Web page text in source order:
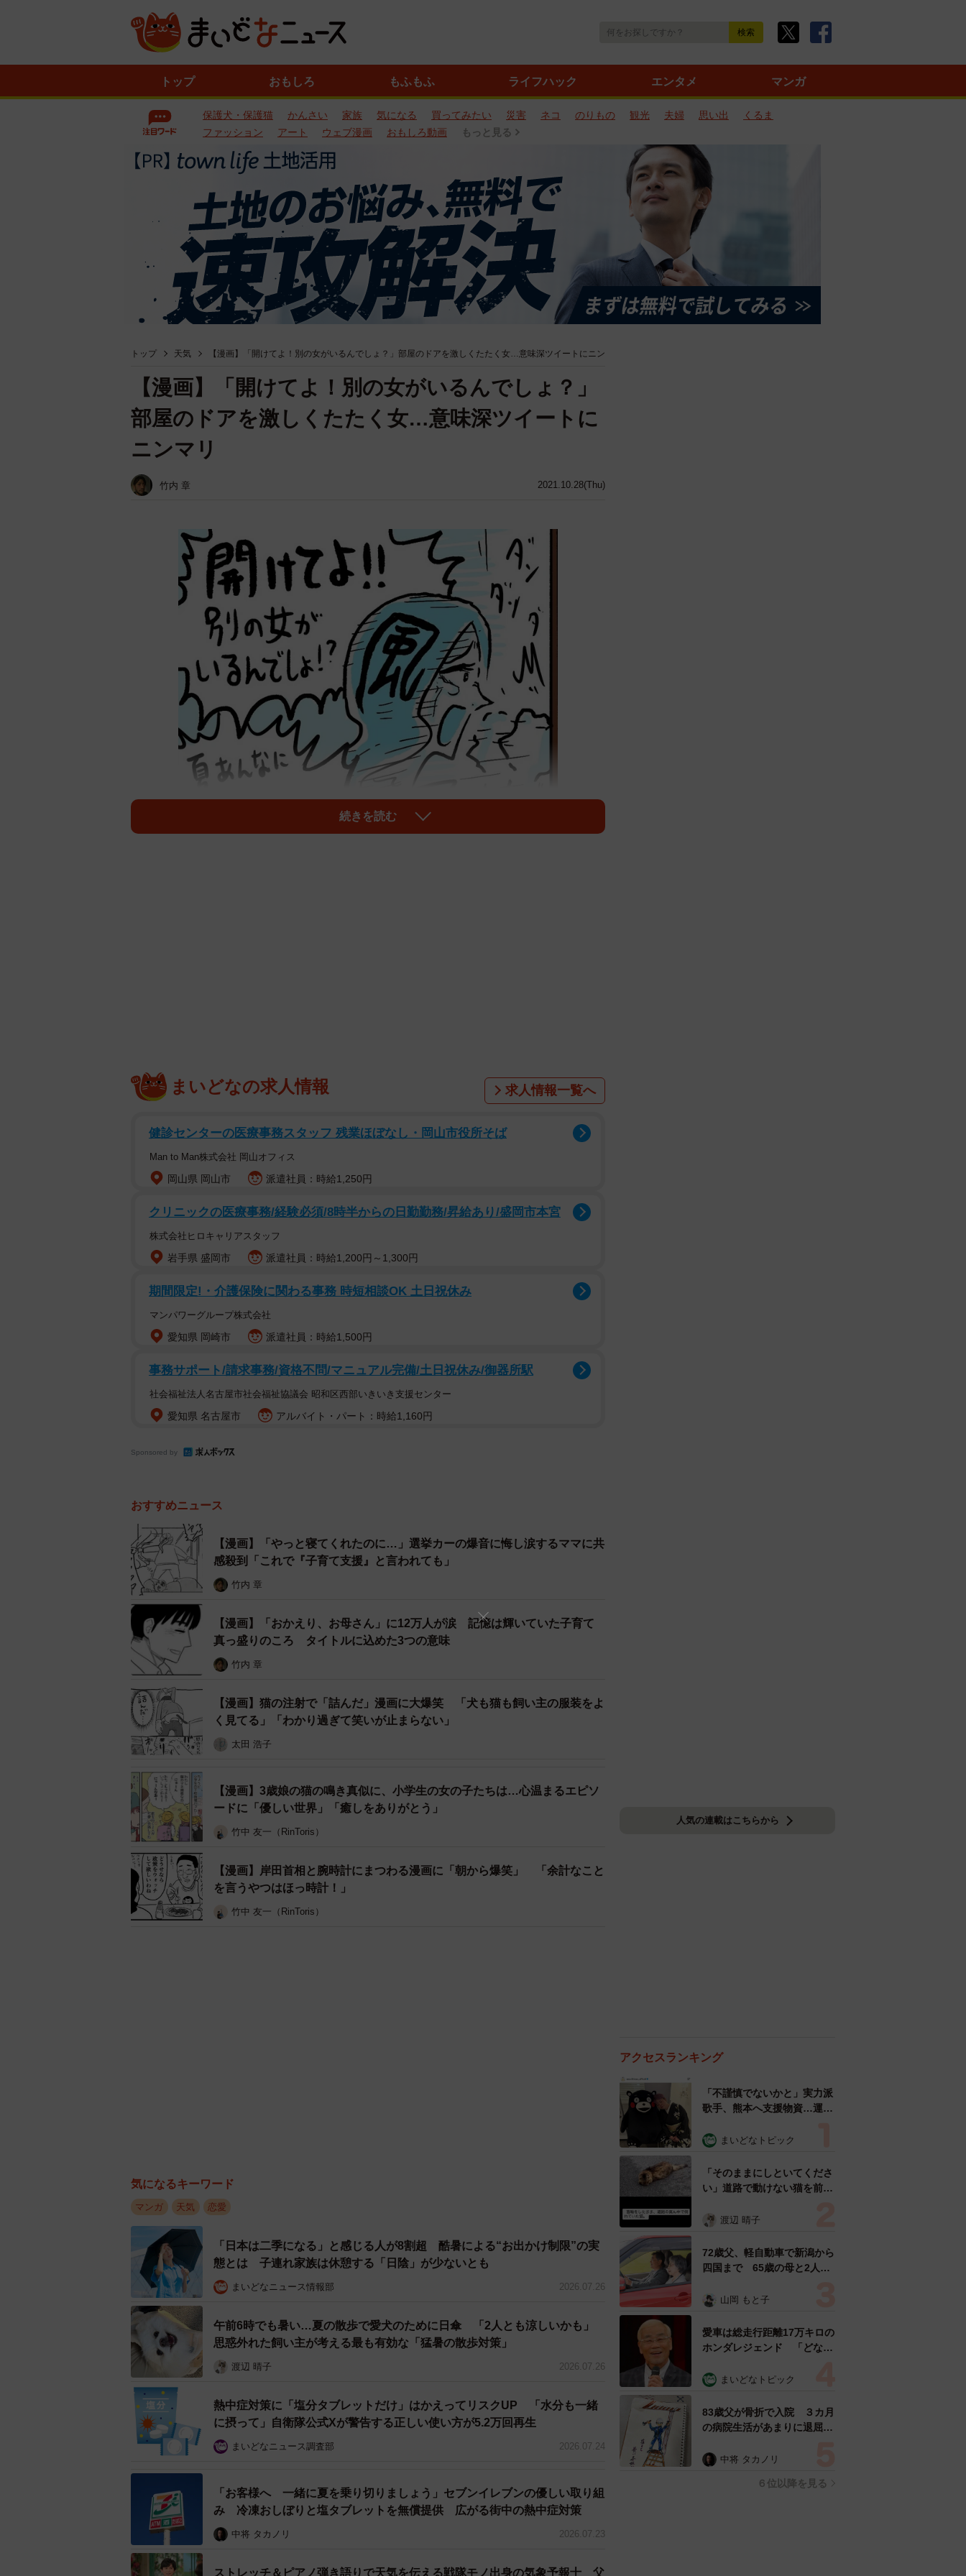
トップ おもしろ もふもふ ライフハック エンタメ マンガ
保護犬・保護猫 かんさい 家族 気になる 買ってみたい 災害 ネコ のりもの 観光 夫婦 思い出
くるま
ファッション
アート ウェブ漫画 おもしろ動画 もっと見る
トップ 天気 【漫画】「開けてよ！別の女がいるんでしょ？」部屋のドアを激しくたたく女…意味深ツイートにニン
2021.10.28(Thu)
【漫画】「開けてよ！別の女がいるんでしょ？」
部屋のドアを激しくたたく女…意味深ツイートに
ニンマリ
竹内 章
る。少し前までは親密な関係だった女性だ。でも今は違う。すまない。俺たちの季節はもう
終わったんだ（モテ男を妄想しながら）。
ツイッターで季節ネタを公開しているイラストレーターのうのき／工場長
（@UNOKINOKI）さんが「人はこの時期、浮気する」と意味深なツイートを添えてイラス
トを公開しました。
青ざめた表情でドアを必死でノックする女性。この季節なのに白のワンピースでしかもノー
スリーブです。部屋の中では男にしなだれかかる妖艶な女性。「もう冷めたんだよこの関係
は」と男はきざなセリフをはきます。
寒い朝はぬくぬくした布団を離れられないという誰にでもある季節あるあるを、三角関係風
に描いたイラストに「むしろ夏開放的になって風と浮気してたんで布団の元へ帰ってきまし
た」「かっこいいことになってる！」「わかる わかるけど部屋の空気入れ替えなきゃ」な
どとユーザーが面白がっています。うのき／工場長さんに聞きました。
―風の女性は薄幸そうで布団の女性は束縛がきつそうです
「その構図の方が面白いかなと。夏場は「吹かない」と文句を言われ、冬は冬で部屋に吹き
なんて罪作りな男(うのき/工場長さん提供）
―男は罪ですね
「遊び人みたいな男の人にしました。作者としては、女性に不自由しない色男になってみた
いものです」
―気候が急変した今年の秋そのものですね
「毎朝、点呼と称してフォロワーさんたちと挨拶しています。そのときの世間話で「最近寒
くなったね」「秋通り越して冬ですね」などの話題が出ました。みんな思うことは一緒なん
だと気づき、絵にしてみました」
―季節ネタを制作する中で思うところは
「普遍的なテーマなので扱いは簡単ですが、なるべく言葉に頼らず、絵だけで内容がわかる
ように心がけています。海外の方が見ても笑ってもらえるような絵を意識しています。と言
続きを読む
まいどなの求人情報 求人情報一覧へ
健診センターの医療事務スタッフ 残業ほぼなし・岡山市役所そば
Man to Man株式会社 岡山オフィス
岡山県 岡山市 派遣社員：時給1,250円
クリニックの医療事務/経験必須/8時半からの日勤勤務/昇給あり/盛岡市本宮
株式会社ヒロキャリアスタッフ
岩手県 盛岡市 派遣社員：時給1,200円～1,300円
期間限定!・介護保険に関わる事務 時短相談OK 土日祝休み
マンパワーグループ株式会社
愛知県 岡崎市 派遣社員：時給1,500円
事務サポート/請求事務/資格不問/マニュアル完備/土日祝休み/御器所駅
社会福祉法人名古屋市社会福祉協議会 昭和区西部いきいき支援センター
愛知県 名古屋市 アルバイト・パート：時給1,160円
Sponsored by
おすすめニュース
【漫画】「やっと寝てくれたのに…」選挙カーの爆音に悔し涙するママに共
感殺到「これで『子育て支援』と言われても」
竹内 章
【漫画】「おかえり、お母さん」に12万人が涙 記憶は輝いていた子育て
真っ盛りのころ タイトルに込めた3つの意味
竹内 章
【漫画】猫の注射で「詰んだ」漫画に大爆笑 「犬も猫も飼い主の服装をよ
く見てる」「わかり過ぎて笑いが止まらない」
太田 浩子
【漫画】3歳娘の猫の鳴き真似に、小学生の女の子たちは…心温まるエピソ
ードに「優しい世界」「癒しをありがとう」
竹中 友一（RinToris）
【漫画】岸田首相と腕時計にまつわる漫画に「朝から爆笑」 「余計なこと
を言うやつはほっ時計！」
竹中 友一（RinToris）
気になるキーワード
マンガ 天気 恋愛
「日本は二季になる」と感じる人が8割超 酷暑による“お出かけ制限”の実
態とは 子連れ家族は休憩する「日陰」が少ないとも
まいどなニュース情報部 2026.07.26
午前6時でも暑い…夏の散歩で愛犬のために日傘 「2人とも涼しいかも」
思惑外れた飼い主が考える最も有効な「猛暑の散歩対策」
渡辺 晴子 2026.07.26
熱中症対策に「塩分タブレットだけ」はかえってリスクUP 「水分も一緒
に摂って」自衛隊公式Xが警告する正しい使い方が5.2万回再生
まいどなニュース調査部 2026.07.24
「お客様へ 一緒に夏を乗り切りましょう」セブンイレブンの優しい取り組
み 冷凍おしぼりと塩タブレットを無償提供 広がる街中の熱中症対策
中将 タカノリ 2026.07.23
ストレッチ＆ピアノ弾き語りで天気を伝える戦隊モノ出身の気象予報士 父
人気の連載はこちらから
アクセスランキング
「不謹慎でないかと」実力派
歌手、熊本へ支援物資…運搬
めらい 「痛いほど伝わる」
まいどなトピック
「そのままにしといてくださ
い」道路で動けない猫を前に
ようとした4日間 「命の重
表の訴え
渡辺 晴子
72歳父、軽自動車で新潟から
四国まで 65歳の母と2人で
憩まで分刻み… 「大学生で
山岡 もと子
愛車は総走行距離17万キロの
ホンダレジェンド 「どなた
所漫才師が譲渡の意向
まいどなトピック
83歳父が骨折で入院 ３カ月
の病院生活があまりに退屈で
い！」→スケッチブックを見
中将 タカノリ
６位以降を見る